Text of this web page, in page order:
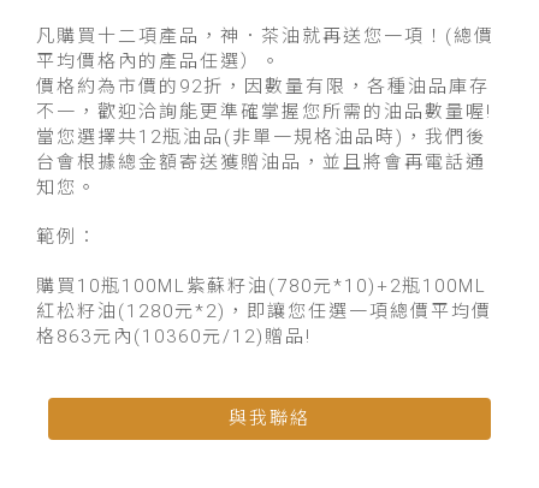
凡購買十二項產品，神．茶油就再送您一項！(總價
平均價格內的產品任選）。
價格約為市價的92折，因數量有限，各種油品庫存
不一，歡迎洽詢能更準確掌握您所需的油品數量喔!
當您選擇共12瓶油品(非單一規格油品時)，我們後
台會根據總金額寄送獲贈油品，並且將會再電話通
知您。
範例：
購買10瓶100ML紫蘇籽油(780元*10)+2瓶100ML
紅松籽油(1280元*2)，即讓您任選一項總價平均價
格863元內(10360元/12)贈品!
與我聯絡